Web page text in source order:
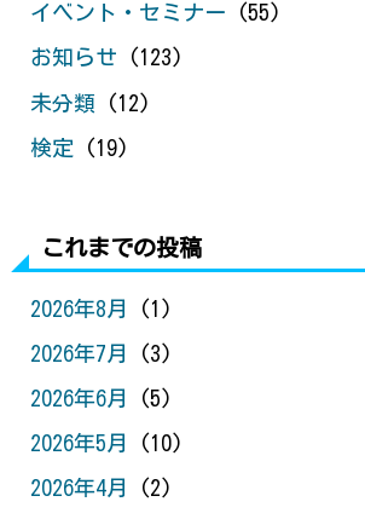
イベント・セミナー (55)
お知らせ (123)
未分類 (12)
検定 (19)
これまでの投稿
2026年8月 (1)
2026年7月 (3)
2026年6月 (5)
2026年5月 (10)
2026年4月 (2)